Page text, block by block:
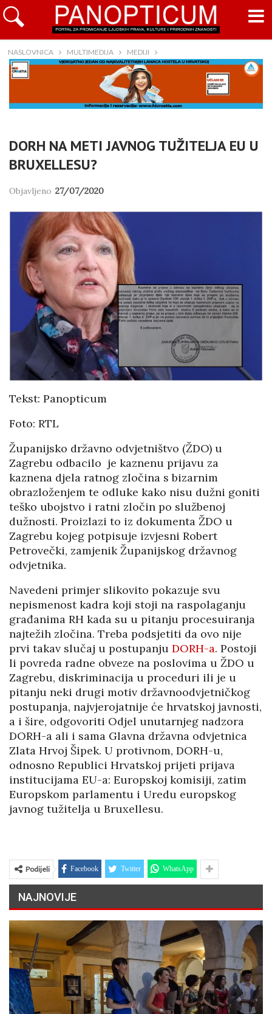
NASLOVNICA MULTIMEDIJA MEDIJI
DORH NA METI JAVNOG TUŽITELJA EU U
BRUXELLESU?
Objavljeno 27/07/2020
Tekst: Panopticum
Foto: RTL
Županijsko državno odvjetništvo (ŽDO) u
Zagrebu odbacilo je kaznenu prijavu za
kaznena djela ratnog zločina s bizarnim
obrazloženjem te odluke kako nisu dužni goniti
teško ubojstvo i ratni zločin po službenoj
dužnosti. Proizlazi to iz dokumenta ŽDO u
Zagrebu kojeg potpisuje izvjesni Robert
Petrovečki, zamjenik Županijskog državnog
odvjetnika.
Navedeni primjer slikovito pokazuje svu
nepismenost kadra koji stoji na raspolaganju
građanima RH kada su u pitanju procesuiranja
najtežih zločina. Treba podsjetiti da ovo nije
prvi takav slučaj u postupanju DORH-a. Postoji
li povreda radne obveze na poslovima u ŽDO u
Zagrebu, diskriminacija u proceduri ili je u
pitanju neki drugi motiv državnoodvjetničkog
postupanja, najvjerojatnije će hrvatskoj javnosti,
a i šire, odgovoriti Odjel unutarnjeg nadzora
DORH-a ali i sama Glavna državna odvjetnica
Zlata Hrvoj Šipek. U protivnom, DORH-u,
odnosno Republici Hrvatskoj prijeti prijava
institucijama EU-a: Europskoj komisiji, zatim
Europskom parlamentu i Uredu europskog
javnog tužitelja u Bruxellesu.
Podijeli Facebook Twitter WhatsApp
NAJNOVIJE